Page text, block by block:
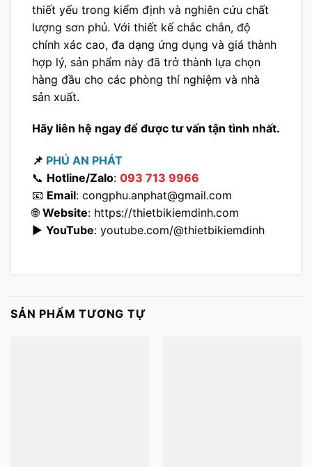
thiết yếu trong kiểm định và nghiên cứu chất
lượng sơn phủ. Với thiết kế chắc chắn, độ
chính xác cao, đa dạng ứng dụng và giá thành
hợp lý, sản phẩm này đã trở thành lựa chọn
hàng đầu cho các phòng thí nghiệm và nhà
sản xuất.
Hãy liên hệ ngay để được tư vấn tận tình nhất.
📌 PHÚ AN PHÁT
📞 Hotline/Zalo: 093 713 9966
📧 Email: congphu.anphat@gmail.com
🌐Website: https://thietbikiemdinh.com
▶️ YouTube: youtube.com/@thietbikiemdinh
SẢN PHẨM TƯƠNG TỰ